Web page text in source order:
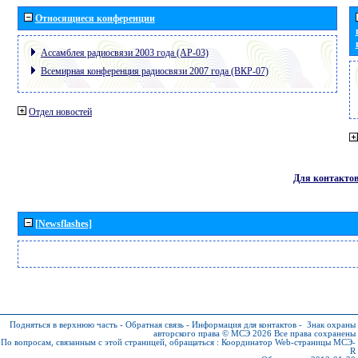
Относящиеся конференции
Ассамблея радиосвязи 2003 года (АР-03)
Всемирная конференция радиосвязи 2007 года (ВКР-07)
Отдел новостей
Для контактов
[Newsflashes]
Подняться в верхнюю часть - Обратная связь - Информация для контактов - Знак охраны
авторского права © МСЭ 2026 Все права сохранены
По вопросам, связанным с этой страницей, обращаться : Координатор Web-страницы МСЭ-
R